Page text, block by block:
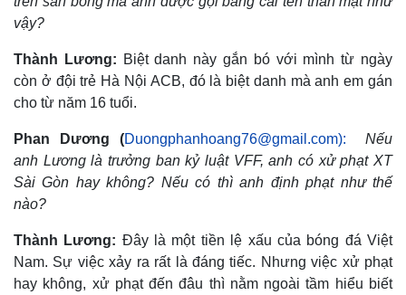
vậy?
Thành Lương: Biệt danh này gắn bó với mình từ ngày
còn ở đội trẻ Hà Nội ACB, đó là biệt danh mà anh em gán
cho từ năm 16 tuổi.
Phan Dương (Duongphanhoang76@gmail.com): Nếu
anh Lương là trưởng ban kỷ luật VFF, anh có xử phạt XT
Sài Gòn hay không? Nếu có thì anh định phạt như thế
nào?
Thành Lương: Đây là một tiền lệ xấu của bóng đá Việt
Nam. Sự việc xảy ra rất là đáng tiếc. Nhưng việc xử phạt
hay không, xử phạt đến đâu thì nằm ngoài tầm hiểu biết